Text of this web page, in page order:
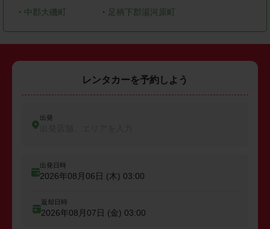
・ 中郡大磯町 ・ 足柄下郡湯河原町
レンタカーを予約しよう
出発
出発日時
2026年08月06日 (木) 03:00
返却日時
2026年08月07日 (金) 03:00